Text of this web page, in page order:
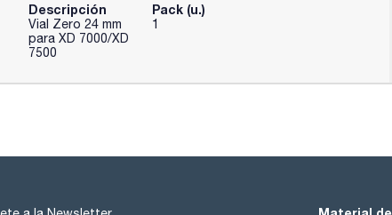
Descripción
Vial Zero 24 mm
para XD 7000/XD
7500
Pack (u.)
1